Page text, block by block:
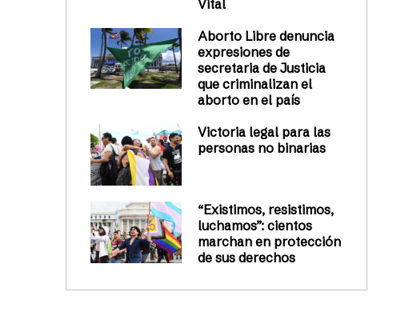
Vital
Aborto Libre denuncia
expresiones de
secretaria de Justicia
que criminalizan el
aborto en el país
Victoria legal para las
personas no binarias
“Existimos, resistimos,
luchamos”: cientos
marchan en protección
de sus derechos